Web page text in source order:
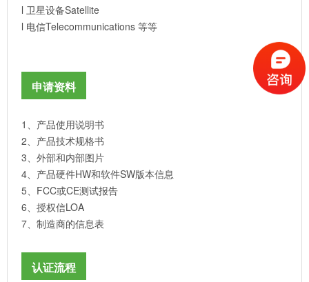
l 卫星设备Satellite
l 电信Telecommunications 等等
申请资料
1、产品使用说明书
2、产品技术规格书
3、外部和内部图片
4、产品硬件HW和软件SW版本信息
5、FCC或CE测试报告
6、授权信LOA
7、制造商的信息表
认证流程